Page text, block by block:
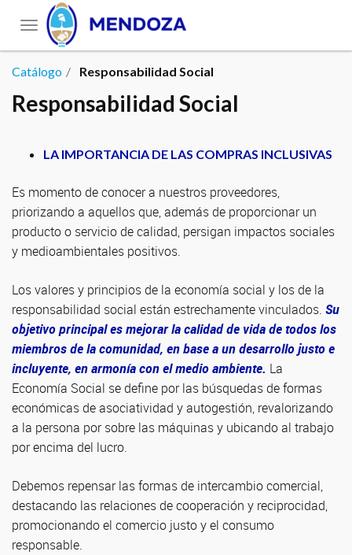
Toggle
navigation
Catálogo
Responsabilidad Social
Responsabilidad Social
LA IMPORTANCIA DE LAS COMPRAS INCLUSIVAS
Es momento de conocer a nuestros proveedores,
priorizando a aquellos que, además de proporcionar un
producto o servicio de calidad, persigan impactos sociales
y medioambientales positivos.
Los valores y principios de la economía social y los de la
responsabilidad social están estrechamente vinculados. Su
objetivo principal es mejorar la calidad de vida de todos los
miembros de la comunidad, en base a un desarrollo justo e
incluyente, en armonía con el medio ambiente. La
Economía Social se define por las búsquedas de formas
económicas de asociatividad y autogestión, revalorizando
a la persona por sobre las máquinas y ubicando al trabajo
por encima del lucro.
Debemos repensar las formas de intercambio comercial,
destacando las relaciones de cooperación y reciprocidad,
promocionando el comercio justo y el consumo
responsable.